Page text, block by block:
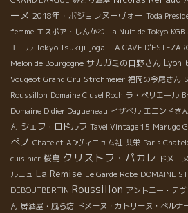
ーヌ 2018年・ボジョレヌーヴォー Toda
femme エスポア・しんかわ La Nuit de Tokyo KGB
エール Tokyo Tsukiji-jogai LA CAVE
Melon de Bourgogne サカガミの日野さん Lyon
Vougeot Grand Cru Strohmeier 福岡の今尾さん
Roussillon Domaine Clusel Roch ラ・ペリエール
Domaine Didier Dagueneau イザベル エニンドさん
ん シェフ・ロドルフ Tavel Vintage 15 Marugo
ぺノ Chatelet ADヴィニュム社 共栄 Paris
cuisinier 桜島 クリストフ・パカレ ドメー
ルニュ La Remise Le Garde Robe DOMAINE
DEBOUTBERTIN Roussillon アントニー・テ
ん 居酒屋・風ら坊 ドメーヌ・カトリーヌ・ベルナ